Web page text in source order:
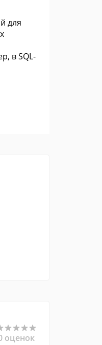
для
в SQL-
оценок